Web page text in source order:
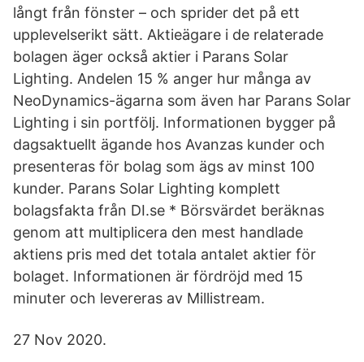
långt från fönster – och sprider det på ett
upplevelserikt sätt. Aktieägare i de relaterade
bolagen äger också aktier i Parans Solar
Lighting. Andelen 15 % anger hur många av
NeoDynamics-ägarna som även har Parans Solar
Lighting i sin portfölj. Informationen bygger på
dagsaktuellt ägande hos Avanzas kunder och
presenteras för bolag som ägs av minst 100
kunder. Parans Solar Lighting komplett
bolagsfakta från DI.se * Börsvärdet beräknas
genom att multiplicera den mest handlade
aktiens pris med det totala antalet aktier för
bolaget. Informationen är fördröjd med 15
minuter och levereras av Millistream.
27 Nov 2020.